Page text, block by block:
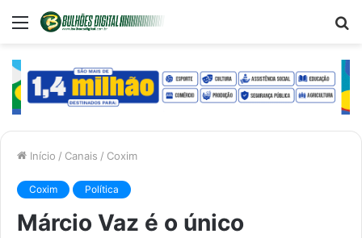
Menu
Início / Canais / Coxim
Coxim Política
Márcio Vaz é o único